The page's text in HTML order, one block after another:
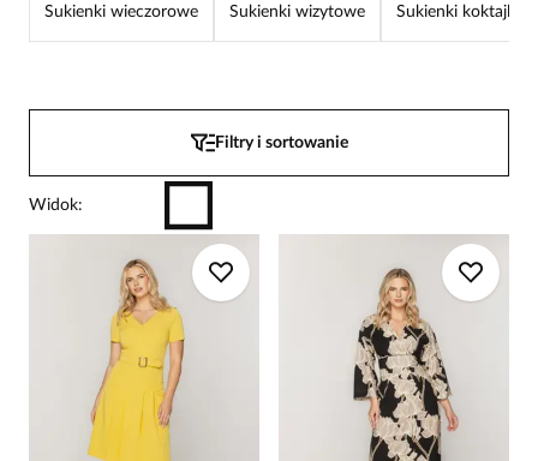
Sukienki wieczorowe Sukienki wizytowe Sukienki
Filtry i sortowanie
Widok: